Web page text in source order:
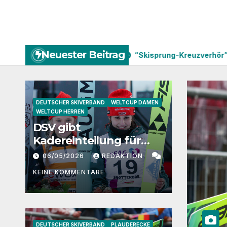
Neuester Beitrag
2026/27 bekannt “Skisprung-Kreuzverhör” mit Anna
DEUTSCHER SKIVERBAND
WELTCUP DAMEN
WELTCUP HERREN
DSV gibt
Kadereinteilung für
2026/27 bekannt
06/05/2026 REDAKTION
KEINE KOMMENTARE
DEUTSCHER SKIVERBAND PLAUDERECKE